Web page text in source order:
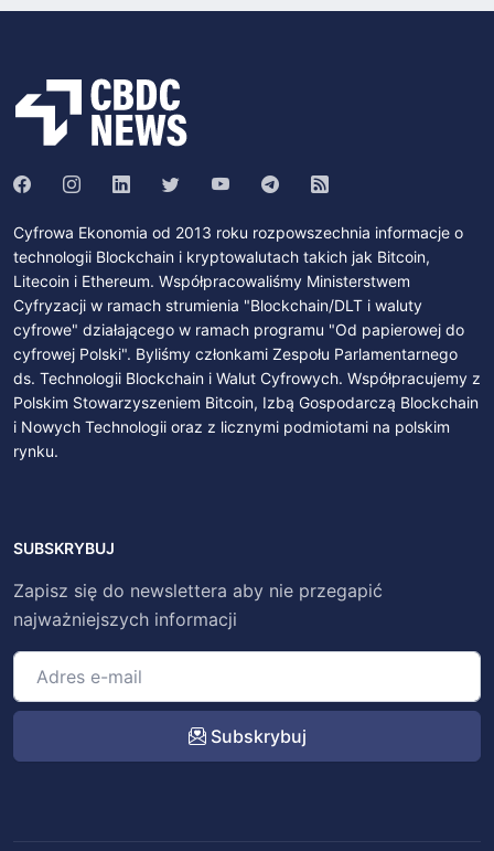
Cyfrowa Ekonomia od 2013 roku rozpowszechnia informacje o
technologii Blockchain i kryptowalutach takich jak Bitcoin,
Litecoin i Ethereum. Współpracowaliśmy Ministerstwem
Cyfryzacji w ramach strumienia "Blockchain/DLT i waluty
cyfrowe" działającego w ramach programu "Od papierowej do
cyfrowej Polski". Byliśmy członkami Zespołu Parlamentarnego
ds. Technologii Blockchain i Walut Cyfrowych. Współpracujemy z
Polskim Stowarzyszeniem Bitcoin, Izbą Gospodarczą Blockchain
i Nowych Technologii oraz z licznymi podmiotami na polskim
rynku.
SUBSKRYBUJ
Zapisz się do newslettera aby nie przegapić
najważniejszych informacji
Subskrybuj